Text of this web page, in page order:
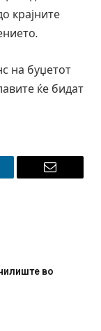
крајните
на буџетот
ќе бидат
Email
во